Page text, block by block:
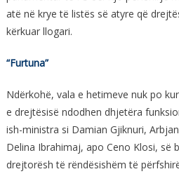
atë në krye të listës së atyre që
kërkuar llogari.
“Furtuna”
Ndërkohë, vala e hetimeve nuk po
e drejtësisë ndodhen dhjetëra
ish-ministra si Damian Gjiknuri,
Delina Ibrahimaj, apo Ceno Klosi, së
drejtorësh të rëndësishëm të